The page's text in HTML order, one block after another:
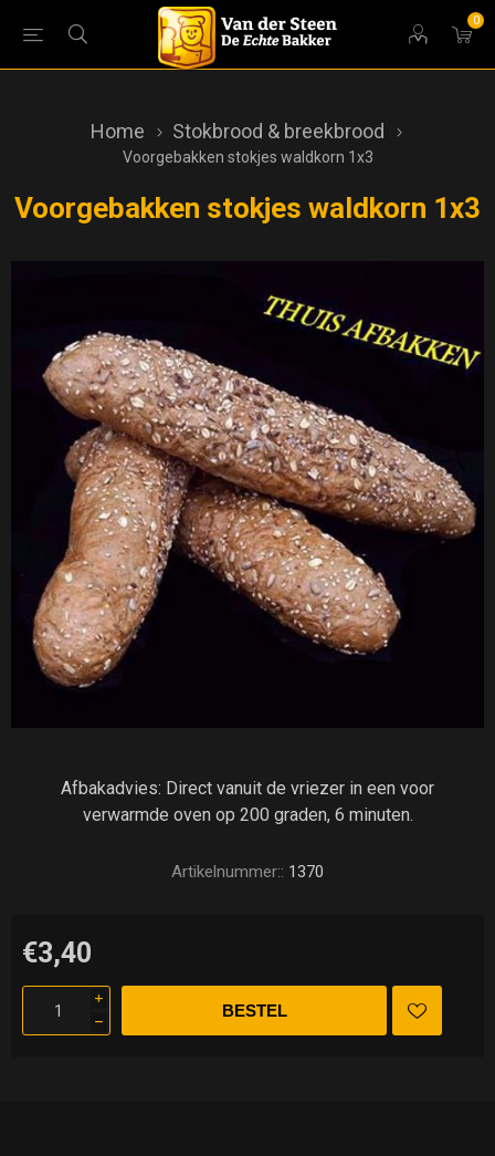
0
Home Stokbrood & breekbrood
Voorgebakken stokjes waldkorn 1x3
Voorgebakken stokjes waldkorn 1x3
Afbakadvies: Direct vanuit de vriezer in een voor
verwarmde oven op 200 graden, 6 minuten.
Artikelnummer:: 1370
€3,40
i
h